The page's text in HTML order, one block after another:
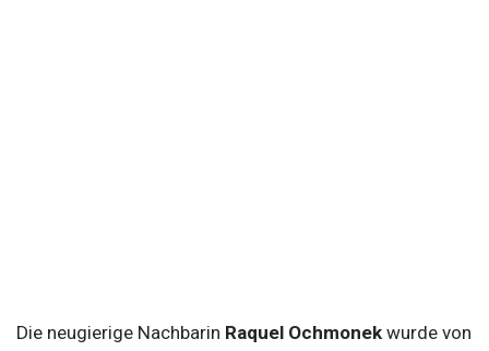
Die neugierige Nachbarin Raquel Ochmonek wurde von